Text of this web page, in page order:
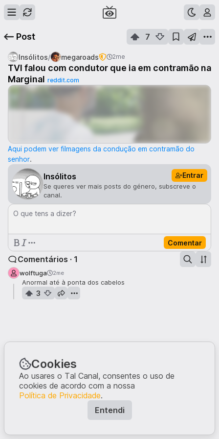
Post 7
Insólitos/ megaroads 2me
TVI falou com condutor que ia em contramão na
Marginal reddit.com
Aqui podem ver filmagens da condução em contramão do
senhor.
Insólitos Entrar
Se queres ver mais posts do género, subscreve o
canal.
O que tens a dizer?
Comentar
Comentários · 1
wolftuga 2me
Anormal até à ponta dos cabelos
3
Cookies
Ao usares o Tal Canal, consentes o uso de
cookies de acordo com a nossa
Política de Privacidade.
Entendi